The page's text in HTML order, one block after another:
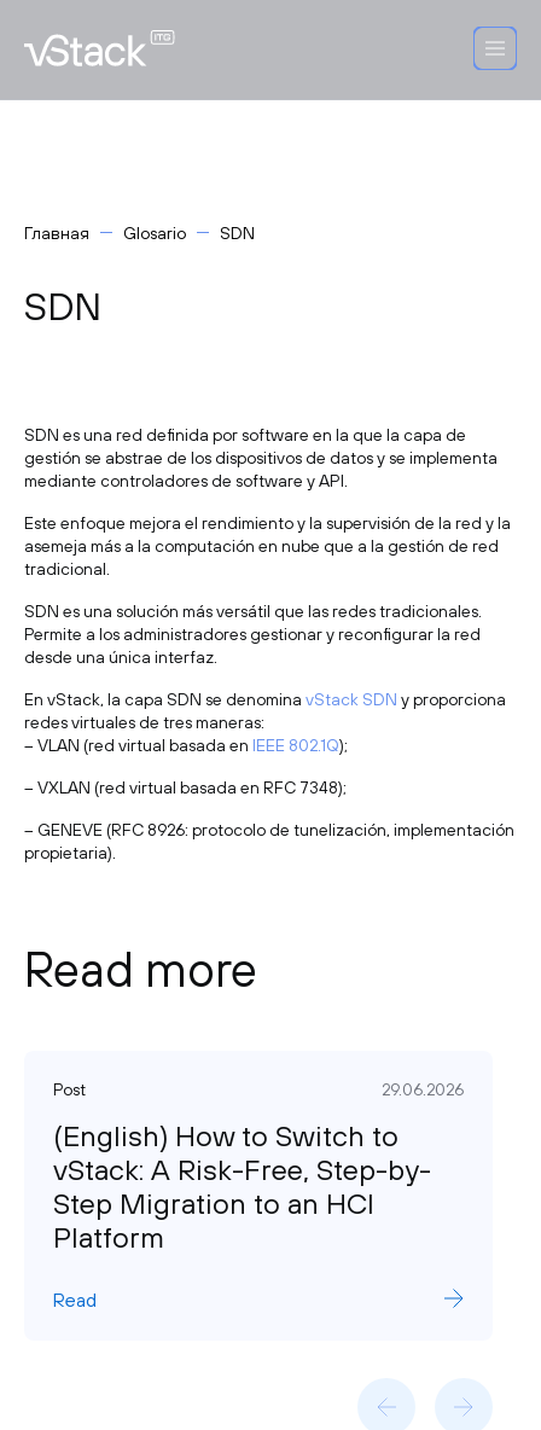
Главная Glosario SDN
SDN
SDN es una red definida por software en la que la capa de
gestión se abstrae de los dispositivos de datos y se implementa
mediante controladores de software y API.
Este enfoque mejora el rendimiento y la supervisión de la red y la
asemeja más a la computación en nube que a la gestión de red
tradicional.
SDN es una solución más versátil que las redes tradicionales.
Permite a los administradores gestionar y reconfigurar la red
desde una única interfaz.
En vStack, la capa SDN se denomina vStack SDN y proporciona
redes virtuales de tres maneras:
– VLAN (red virtual basada en IEEE 802.1Q);
– VXLAN (red virtual basada en RFC 7348);
– GENEVE (RFC 8926: protocolo de tunelización, implementación
propietaria).
Read more
Post 29.06.2026
(English) How to Switch to
vStack: A Risk-Free, Step-by-
Step Migration to an HCI
Platform
Read